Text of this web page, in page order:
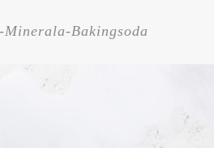
Minerala-Bakingsoda